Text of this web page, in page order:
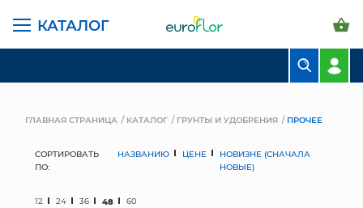
КАТАЛОГ
ГЛАВНАЯ СТРАНИЦА КАТАЛОГ ГРУНТЫ И УДОБРЕНИЯ ПРОЧЕЕ
СОРТИРОВАТЬ
ПО:
НАЗВАНИЮ ЦЕНЕ
НОВИЗНЕ (СНАЧАЛА
НОВЫЕ)
12 24 36 48 60